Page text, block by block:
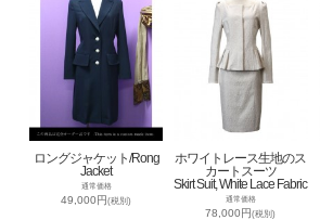
ロングジャケット/Rong
Jacket
通常価格
49,000円(税別)
ホワイトレース生地のス
カートスーツ
Skirt Suit, White Lace Fabric
通常価格
78,000円(税別)